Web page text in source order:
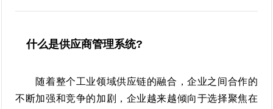
什么是供应商管理系统?
随着整个工业领域供应链的融合，企业之间合作的
不断加强和竞争的加剧，企业越来越倾向于选择聚焦在